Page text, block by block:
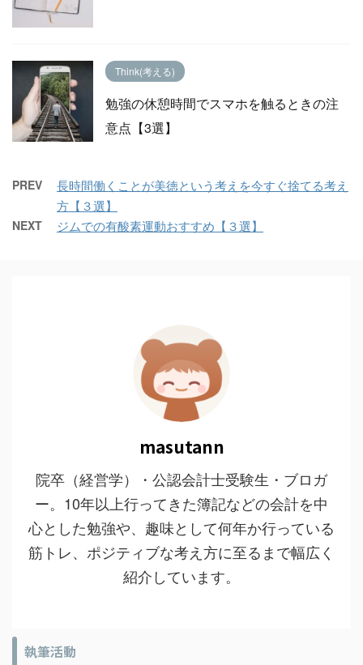
Think(考える)
勉強の休憩時間でスマホを触るときの注
意点【3選】
PREV
長時間働くことが美徳という考えを今すぐ捨てる考え
方【３選】
NEXT ジムでの有酸素運動おすすめ【３選】
masutann
院卒（経営学）・公認会計士受験生・ブロガ
ー。10年以上行ってきた簿記などの会計を中
心とした勉強や、趣味として何年か行っている
筋トレ、ポジティブな考え方に至るまで幅広く
紹介しています。
執筆活動